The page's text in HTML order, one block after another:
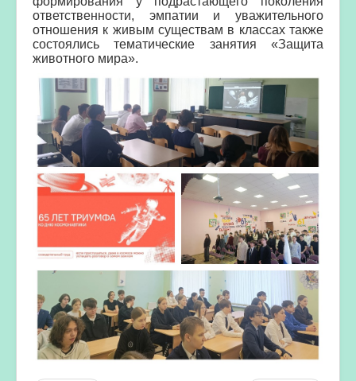
ответственности, эмпатии и уважительного
отношения к живым существам в классах также
состоялись тематические занятия «Защита
животного мира».